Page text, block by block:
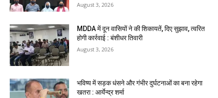
August 3, 2026
MDDA में दून वासियों ने की शिकायतें, दिए सुझाव, त्वरित
होगी कार्रवाई : बंशीधर तिवारी
August 3, 2026
भविष्य में सड़क धंसने और गंभीर दुर्घटनाओं का बना रहेगा
खतरा : आर्येन्द्र शर्मा